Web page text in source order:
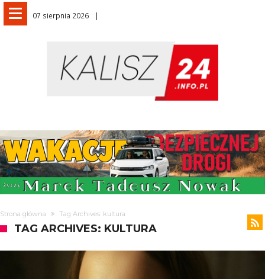
07 sierpnia 2026
Strona główna Tag Archives: kultura
TAG ARCHIVES: KULTURA